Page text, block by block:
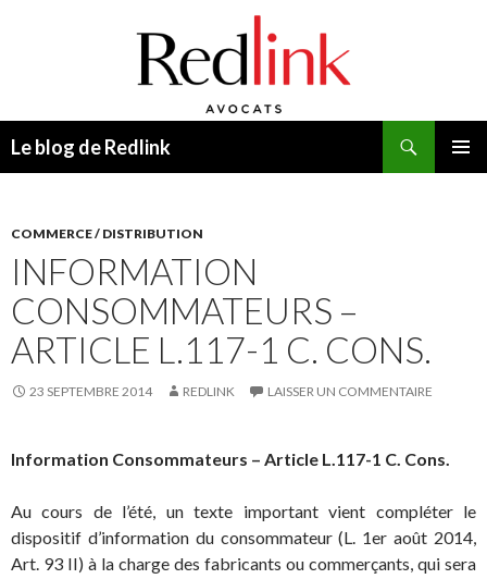
Le blog de Redlink
COMMERCE / DISTRIBUTION
INFORMATION
CONSOMMATEURS –
ARTICLE L.117-1 C. CONS.
23 SEPTEMBRE 2014 REDLINK LAISSER UN COMMENTAIRE
Information Consommateurs – Article L.117-1 C. Cons.
Au cours de l’été, un texte important vient compléter le
dispositif d’information du consommateur (L. 1er août 2014,
Art. 93 II) à la charge des fabricants ou commerçants, qui sera